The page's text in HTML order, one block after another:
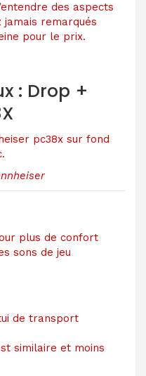
des aspects
jamais remarqués
pour le prix.
: Drop +
plus de confort
sons de jeu
de transport
similaire et moins